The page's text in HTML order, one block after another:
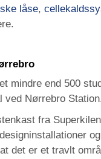
låse,
mindre end 500
ved Nørrebro
fra
det er et travlt